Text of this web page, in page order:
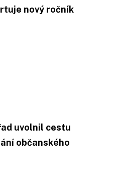
nový ročník
uvolnil cestu
občanského